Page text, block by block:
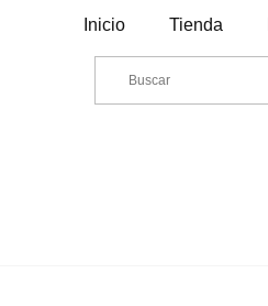
Inicio Tienda